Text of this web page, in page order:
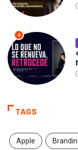
4
TAGS
Apple